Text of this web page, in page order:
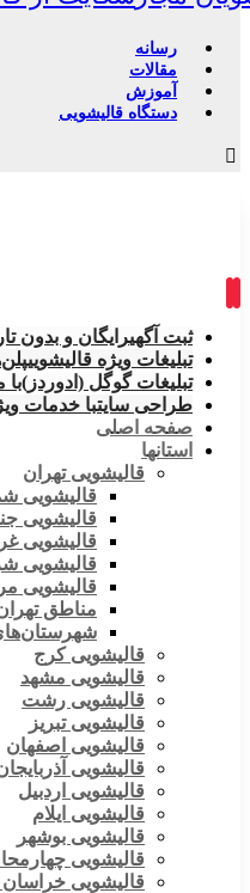
رسانه
مقالات
آموزش
دستگاه قالیشویی
ثبت آگهیرایگان و بدون
تبلیغات ویژه قالیشویی
تبلیغات گوگل (ادوردز)با
طراحی سایتبا خدمات
صفحه اصلی
استانها
قالیشویی تهران
قالیشویی
قالیشویی
قالیشویی
قالیشویی
قالیشویی
مناطق
قالیشویی کرج
قالیشویی مشهد
قالیشویی رشت
قالیشویی تبریز
قالیشویی اصفهان
قالیشویی
قالیشویی اردبیل
قالیشویی ایلام
قالیشویی بوشهر
قالیشویی
قالیشویی